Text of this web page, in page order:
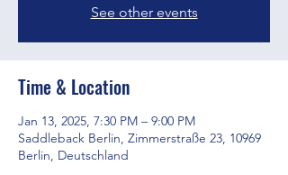
See other events
Time & Location
Jan 13, 2025, 7:30 PM – 9:00 PM
Saddleback Berlin, Zimmerstraße 23, 10969
Berlin, Deutschland